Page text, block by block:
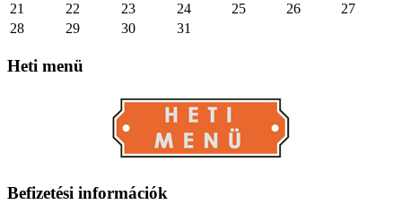
21
22 23 24 25 26
27
28
29 30 31
Heti menü
Befizetési információk